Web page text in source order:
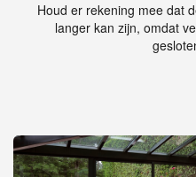
Houd er rekening mee dat
langer kan zijn, omdat